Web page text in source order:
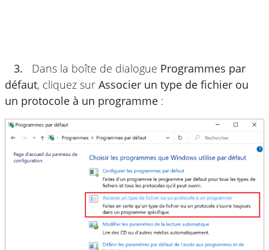
3. Dans la boîte de dialogue Programmes par
défaut, cliquez sur Associer un type de fichier ou
un protocole à un programme :